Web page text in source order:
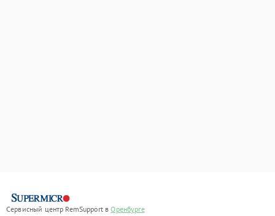
Сервисный центр RemSupport вОренбурге